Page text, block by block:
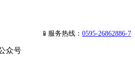
📱服务热线： 0595-26862886-7